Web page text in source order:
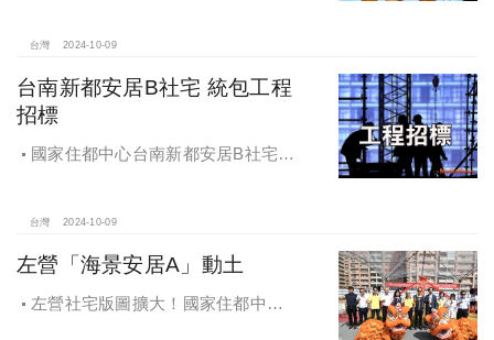
台灣 2024-10-09
台南新都安居B社宅 統包工程
招標
國家住都中心台南新都安居B社宅
台灣 2024-10-09
左營「海景安居A」動土
左營社宅版圖擴大！國家住都中心